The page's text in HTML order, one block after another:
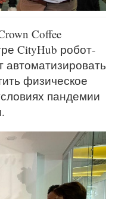
Coffee
CityHub робот-
автоматизировать
физическое
пандемии